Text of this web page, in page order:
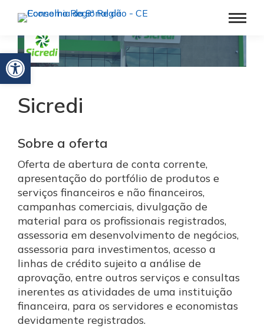
Barra de Ferramentas Aberta
Sicredi
Sobre a oferta
Oferta de abertura de conta corrente,
apresentação do portfólio de produtos e
serviços financeiros e não financeiros,
campanhas comerciais, divulgação de
material para os profissionais registrados,
assessoria em desenvolvimento de negócios,
assessoria para investimentos, acesso a
linhas de crédito sujeito a análise de
aprovação, entre outros serviços e consultas
inerentes as atividades de uma instituição
financeira, para os servidores e economistas
devidamente registrados.